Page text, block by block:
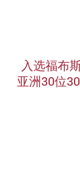
入选福布
亚洲30位